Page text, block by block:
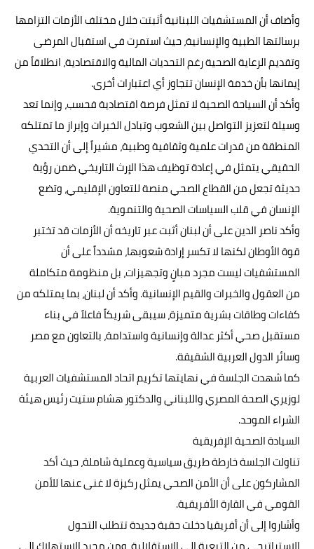
وأضاف أن المستشفيات اللبنانية أثبتت خلال مختلف الأزمات التزامها
برسالتها الطبية والإنسانية، حيث استمرت في استقبال المرضى
وتقديم الرعاية الصحية رغم التحديات المالية والاقتصادية، انطلاقاً من
إيمانها بأن خدمة الإنسان تتجاوز أي اعتبارات أخرى.
وأكد أن السياحة الصحية لا تمثل فرصة اقتصادية فحسب، وإنما تعد
وسيلة لتعزيز التواصل بين الشعوب وتبادل الخبرات وإبراز ما تمتلكه
المنطقة من قدرات علمية وثقافية وطبية، مشيراً إلى أن التحدي
الحقيقي يتمثل في إعادة توظيف هذا الإرث التاريخي ضمن رؤية
حديثة تجعل من القطاع الصحي منصة للتعاون الإقليمي، وتضع
الإنسان في قلب السياسات الصحية والتنموية.
وأكد ناصر الدين على أن لبنان أثبت عبر تاريخه أن الأزمات قد تختبر
قوة الأوطان لكنها لا تكسر إرادة شعوبها، مشدداً على أن
المستشفيات ليست مجرد مبانٍ وتجهيزات، بل منظومة متكاملة
من العقول والخبرات والقيم الإنسانية. وأكد أن لبنان، بما يمتلكه من
كفاءات وطاقات بشرية متميزة، سيبقى شريكاً فاعلاً في بناء
مستقبل صحي أكثر عدالة وإنسانية واستدامة، بالتعاون مع مصر
وسائر الدول العربية الشقيقة.
كما شهدت الجلسة في نهايتها تكريم اتحاد المستشفيات العربية
لوزيري الصحة المصري واللبناني والدكتور هشام ستيت رئيس هيئة
الشراء الموحد.
السيادة الصحیة الإفریقیة
تناولت الجلسة خارطة طريق سياسية وعملية شاملة، حيث أكد
المشاركون على أن الأمن الصحي يمثل ركيزة لا غنى عنها للأمن
القومي في القارة الأفريقية.
وأشاروا إلى أن أفريقيا دخلت حقبة جديدة تتطلب التحول